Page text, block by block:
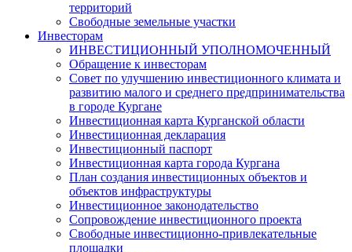
территорий
Свободные земельные участки
Инвесторам
ИНВЕСТИЦИОННЫЙ УПОЛНОМОЧЕННЫЙ
Обращение к инвесторам
Совет по улучшению инвестиционного климата и
развитию малого и среднего предпринимательства
в городе Кургане
Инвестиционная карта Курганской области
Инвестиционная декларация
Инвестиционный паспорт
Инвестиционная карта города Кургана
План создания инвестиционных объектов и
объектов инфраструктуры
Инвестиционное законодательство
Сопровождение инвестиционного проекта
Свободные инвестиционно-привлекательные
площадки